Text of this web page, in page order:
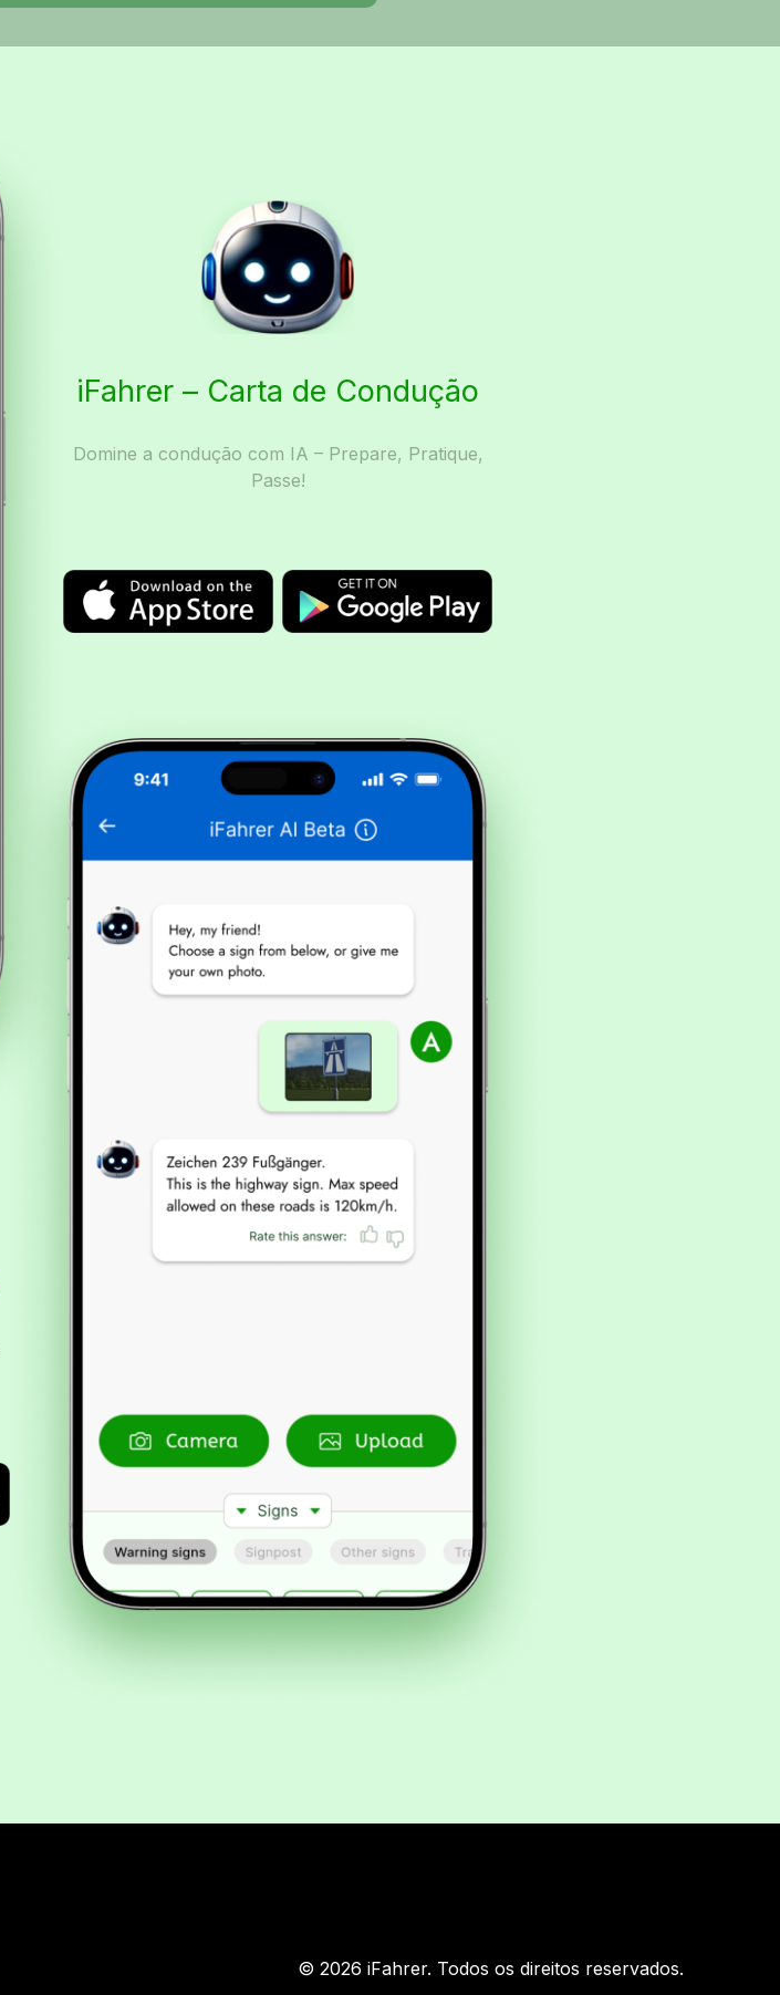
iFahrer – Carta de Condução
Domine a condução com IA – Prepare, Pratique,
Passe!
© 2026 iFahrer. Todos os direitos reservados.